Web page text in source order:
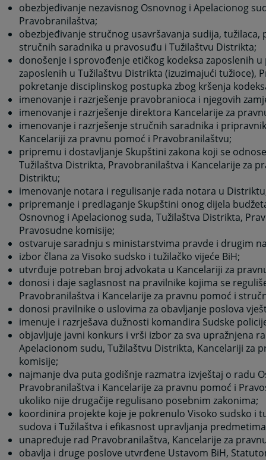
obezbjeđivanje nezavisnog Osnovnog i Apelacionog
Pravobranilaštva;
obezbjeđivanje stručnog usavršavanja sudija,
stručnih saradnika u pravosuđu i Tužilaštvu Distrikta;
donošenje i sprovođenje etičkog kodeksa zaposlenih
zaposlenih u Tužilaštvu Distrikta (izuzimajući tužioce),
pokretanje disciplinskog postupka zbog kršenja
imenovanje i razrješenje pravobranioca i njegovih
imenovanje i razrješenje direktora Kancelarije za
imenovanje i razrješenje stručnih saradnika i
Kancelariji za pravnu pomoć i Pravobranilaštvu;
pripremu i dostavljanje Skupštini zakona koji se
Tužilaštva Distrikta, Pravobranilaštva i Kancelarije za
Distriktu;
imenovanje notara i regulisanje rada notara u
pripremanje i predlaganje Skupštini onog dijela
Osnovnog i Apelacionog suda, Tužilaštva Distrikta,
Pravosudne komisije;
ostvaruje saradnju s ministarstvima pravde i drugim
izbor člana za Visoko sudsko i tužilačko vijeće BiH;
utvrđuje potreban broj advokata u Kancelariji za
donosi i daje saglasnost na pravilnike kojima se
Pravobranilaštva i Kancelarije za pravnu pomoć i
donosi pravilnike o uslovima za obavljanje poslova
imenuje i razrješava dužnosti komandira Sudske
objavljuje javni konkurs i vrši izbor za sva upražnjena
Apelacionom sudu, Tužilaštvu Distrikta, Kancelariji za
komisije;
najmanje dva puta godišnje razmatra izvještaj o radu
Pravobranilaštva i Kancelarije za pravnu pomoć i
ukoliko nije drugačije regulisano posebnim zakonima;
koordinira projekte koje je pokrenulo Visoko sudsko i
sudova i Tužilaštva i efikasnost upravljanja
unapređuje rad Pravobranilaštva, Kancelarije za
obavlja i druge poslove utvrđene Ustavom BiH,